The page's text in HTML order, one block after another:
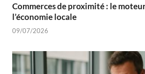
Commerces de proximité : le
l’économie locale
09/07/2026